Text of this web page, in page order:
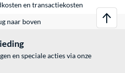
en transactiekosten
naar boven
en speciale acties via onze